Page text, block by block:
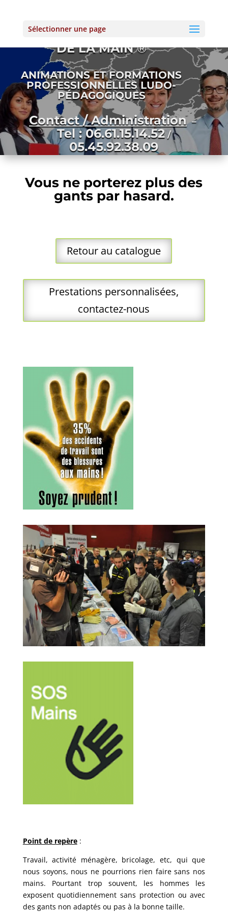
Sélectionner une page
L’ATELIER DE LA PROTECTION
DE LA MAIN®
ANIMATIONS ET FORMATIONS
PROFESSIONNELLES LUDO-
PÉDAGOGIQUES
Contact / Administration–
Tel : 06.61.15.14.52/
05.45.92.38.09
Vous ne porterez plus des
gants par hasard.
Retour au catalogue
Prestations personnalisées,
contactez-nous
Point de repère:
Travail, activité ménagère, bricolage, etc, qui que
nous soyons, nous ne pourrions rien faire sans nos
mains. Pourtant trop souvent, les hommes les
exposent quotidiennement sans protection ou avec
des gants non adaptés ou pas à la bonne taille.